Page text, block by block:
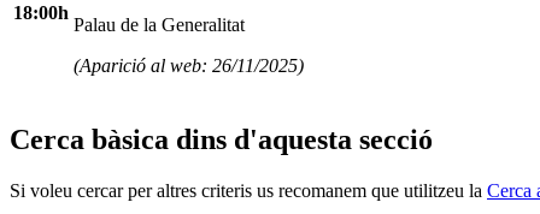
18:00h
Palau de la Generalitat
(Aparició al web: 26/11/2025)
Cerca bàsica dins d'aquesta secció
Si voleu cercar per altres criteris us recomanem que utilitzeu la Cerca